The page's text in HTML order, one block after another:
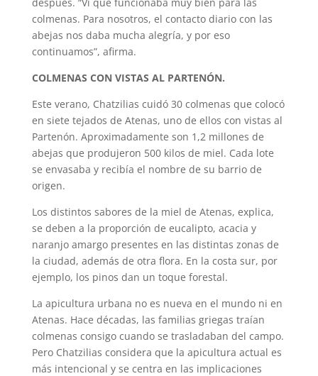
colmenas. Para nosotros, el contacto diario con las
abejas nos daba mucha alegría, y por eso
continuamos”, afirma.
COLMENAS CON VISTAS AL PARTENÓN.
Este verano, Chatzilias cuidó 30 colmenas que colocó
en siete tejados de Atenas, uno de ellos con vistas al
Partenón. Aproximadamente son 1,2 millones de
abejas que produjeron 500 kilos de miel. Cada lote
se envasaba y recibía el nombre de su barrio de
origen.
Los distintos sabores de la miel de Atenas, explica,
se deben a la proporción de eucalipto, acacia y
naranjo amargo presentes en las distintas zonas de
la ciudad, además de otra flora. En la costa sur, por
ejemplo, los pinos dan un toque forestal.
La apicultura urbana no es nueva en el mundo ni en
Atenas. Hace décadas, las familias griegas traían
colmenas consigo cuando se trasladaban del campo.
Pero Chatzilias considera que la apicultura actual es
más intencional y se centra en las implicaciones